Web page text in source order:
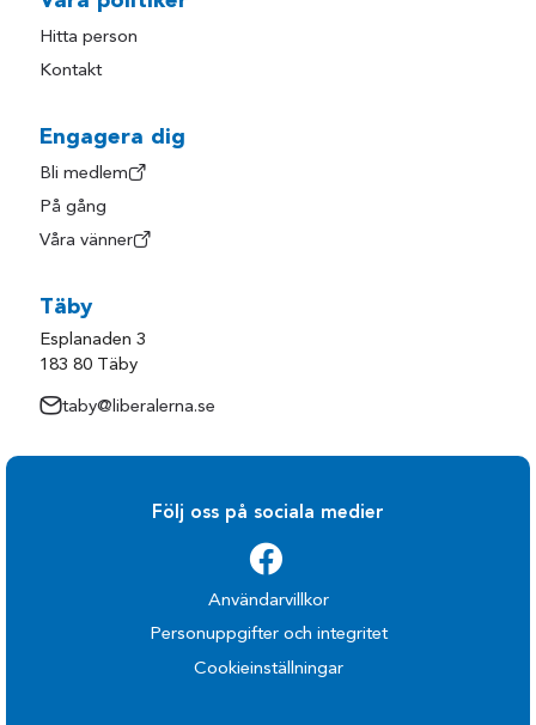
Hitta person
Kontakt
Engagera dig
Bli medlem
På gång
Våra vänner
Täby
Esplanaden 3
183 80 Täby
taby@liberalerna.se
Följ oss på sociala medier
Användarvillkor
Personuppgifter och integritet
Cookieinställningar